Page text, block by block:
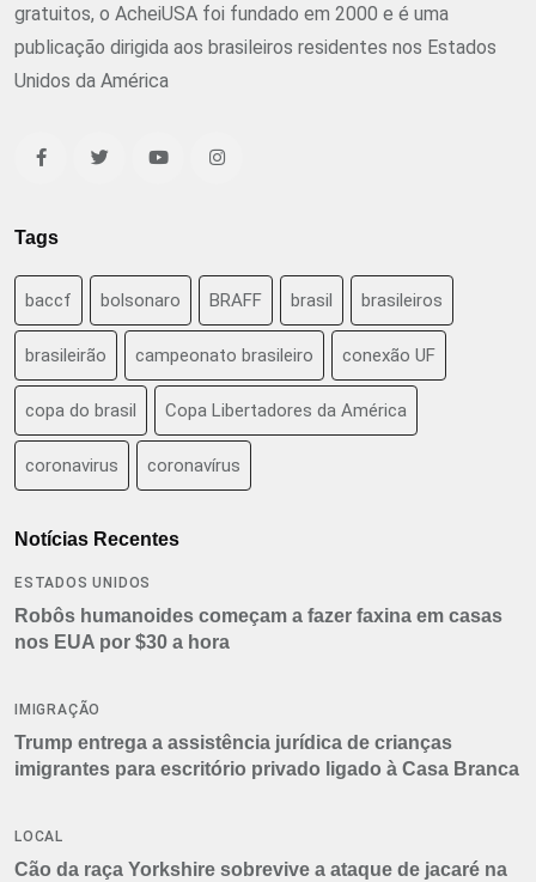
gratuitos, o AcheiUSA foi fundado em 2000 e é uma
publicação dirigida aos brasileiros residentes nos Estados
Unidos da América
Tags
baccf bolsonaro BRAFF brasil brasileiros
brasileirão campeonato brasileiro conexão UF
copa do brasil Copa Libertadores da América
coronavirus coronavírus
Notícias Recentes
ESTADOS UNIDOS
Robôs humanoides começam a fazer faxina em casas
nos EUA por $30 a hora
IMIGRAÇÃO
Trump entrega a assistência jurídica de crianças
imigrantes para escritório privado ligado à Casa Branca
LOCAL
Cão da raça Yorkshire sobrevive a ataque de jacaré na